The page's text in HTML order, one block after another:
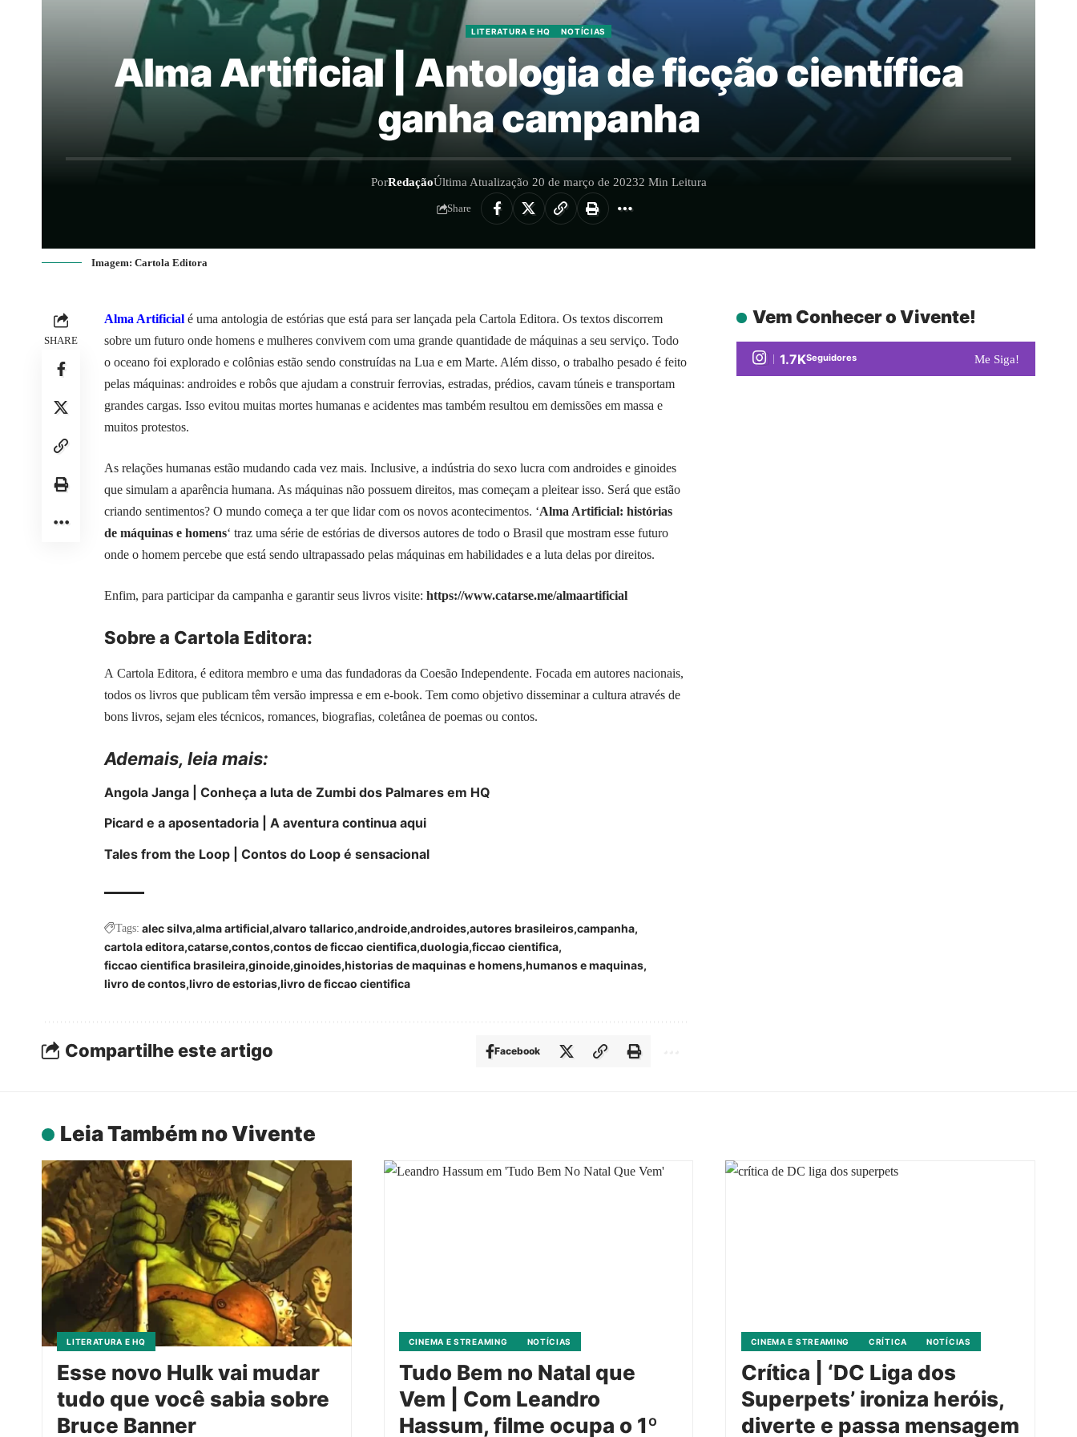
LITERATURA E HQ NOTÍCIAS
Alma Artificial | Antologia de ficção científica
ganha campanha
PorRedaçãoÚltima Atualização 20 de março de 20232 Min Leitura
Share
Imagem: Cartola Editora
SHARE
Alma Artificial é uma antologia de estórias que está para ser lançada pela Cartola Editora. Os textos discorrem
sobre um futuro onde homens e mulheres convivem com uma grande quantidade de máquinas a seu serviço. Todo
o oceano foi explorado e colônias estão sendo construídas na Lua e em Marte. Além disso, o trabalho pesado é feito
pelas máquinas: androides e robôs que ajudam a construir ferrovias, estradas, prédios, cavam túneis e transportam
grandes cargas. Isso evitou muitas mortes humanas e acidentes mas também resultou em demissões em massa e
muitos protestos.
As relações humanas estão mudando cada vez mais. Inclusive, a indústria do sexo lucra com androides e ginoides
que simulam a aparência humana. As máquinas não possuem direitos, mas começam a pleitear isso. Será que estão
criando sentimentos? O mundo começa a ter que lidar com os novos acontecimentos. ‘Alma Artificial: histórias
de máquinas e homens‘ traz uma série de estórias de diversos autores de todo o Brasil que mostram esse futuro
onde o homem percebe que está sendo ultrapassado pelas máquinas em habilidades e a luta delas por direitos.
Enfim, para participar da campanha e garantir seus livros visite: https://www.catarse.me/almaartificial
Sobre a Cartola Editora:
A Cartola Editora, é editora membro e uma das fundadoras da Coesão Independente. Focada em autores nacionais,
todos os livros que publicam têm versão impressa e em e-book. Tem como objetivo disseminar a cultura através de
bons livros, sejam eles técnicos, romances, biografias, coletânea de poemas ou contos.
Ademais, leia mais:
Angola Janga | Conheça a luta de Zumbi dos Palmares em HQ
Picard e a aposentadoria | A aventura continua aqui
Tales from the Loop | Contos do Loop é sensacional
Tags: alec silva alma artificial alvaro tallarico androide androides autores brasileiros campanha
cartola editora catarse contos contos de ficcao cientifica duologia ficcao cientifica
ficcao cientifica brasileira ginoide ginoides historias de maquinas e homens humanos e maquinas
livro de contos livro de estorias livro de ficcao cientifica
Compartilhe este artigo Facebook
Vem Conhecer o Vivente!
1.7KSeguidores Me Siga!
Leia Também no Vivente
LITERATURA E HQ
Esse novo Hulk vai mudar
tudo que você sabia sobre
Bruce Banner
CINEMA E STREAMING NOTÍCIAS
Tudo Bem no Natal que
Vem | Com Leandro
Hassum, filme ocupa o 1º
CINEMA E STREAMING CRÍTICA NOTÍCIAS
Crítica | ‘DC Liga dos
Superpets’ ironiza heróis,
diverte e passa mensagem